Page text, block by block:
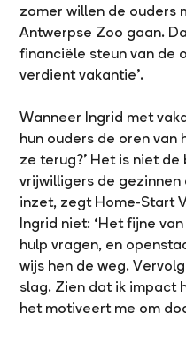
zomer willen de ouders
Antwerpse Zoo gaan.
financiële steun van de
verdient vakantie’.
Wanneer Ingrid met
hun ouders de oren van
ze terug?’ Het is niet
vrijwilligers de gezinnen
inzet, zegt Home-Start
Ingrid niet: ‘Het fijne
hulp vragen, en
wijs hen de weg.
slag. Zien dat ik impact
het motiveert me om